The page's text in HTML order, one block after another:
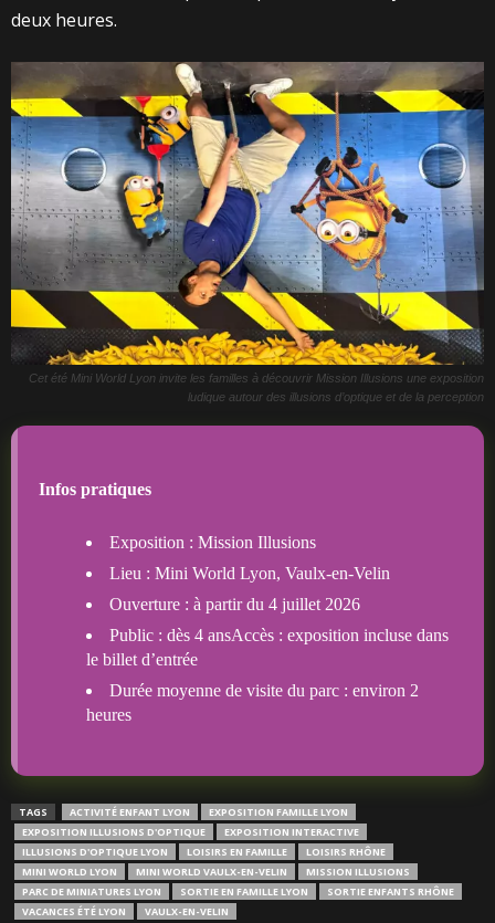
deux heures.
Cet été Mini World Lyon invite les familles à découvrir Mission Illusions une exposition
ludique autour des illusions d’optique et de la perception
Infos pratiques
Exposition : Mission Illusions
Lieu : Mini World Lyon, Vaulx-en-Velin
Ouverture : à partir du 4 juillet 2026
Public : dès 4 ansAccès : exposition incluse dans
le billet d’entrée
Durée moyenne de visite du parc : environ 2
heures
TAGS ACTIVITÉ ENFANT LYON
EXPOSITION FAMILLE LYON
EXPOSITION ILLUSIONS D'OPTIQUE
EXPOSITION INTERACTIVE
ILLUSIONS D'OPTIQUE LYON
LOISIRS EN FAMILLE
LOISIRS RHÔNE
MINI WORLD LYON
MINI WORLD VAULX-EN-VELIN
MISSION ILLUSIONS
PARC DE MINIATURES LYON
SORTIE EN FAMILLE LYON
SORTIE ENFANTS RHÔNE
VACANCES ÉTÉ LYON
VAULX-EN-VELIN